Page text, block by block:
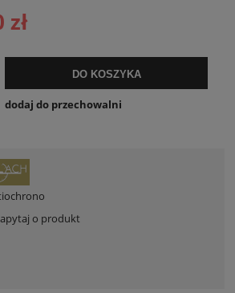
zł
DO KOSZYKA
dodaj do przechowalni
o produkt